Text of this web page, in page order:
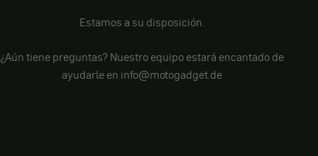
Estamos a su disposición.
¿Aún tiene preguntas? Nuestro equipo estará encantado de
ayudarle en info@motogadget.de